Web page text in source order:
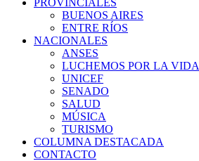
BUENOS AIRES
ENTRE RÍOS
NACIONALES
ANSES
LUCHEMOS POR LA VIDA
UNICEF
SENADO
SALUD
MÚSICA
TURISMO
COLUMNA DESTACADA
CONTACTO